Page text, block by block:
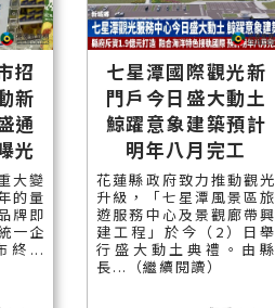
招
新
通
光
大變
的量
牌即
一企
終...
七星潭國際觀光新
門戶今日盛大動土
鯨躍意象建築預計
明年八月完工
花蓮縣政府致力推動觀光
升級，「七星潭風景區旅
遊服務中心及景觀廊帶興
建工程」於今（2）日舉
行盛大動土典禮。由縣
長...（繼續閱讀）